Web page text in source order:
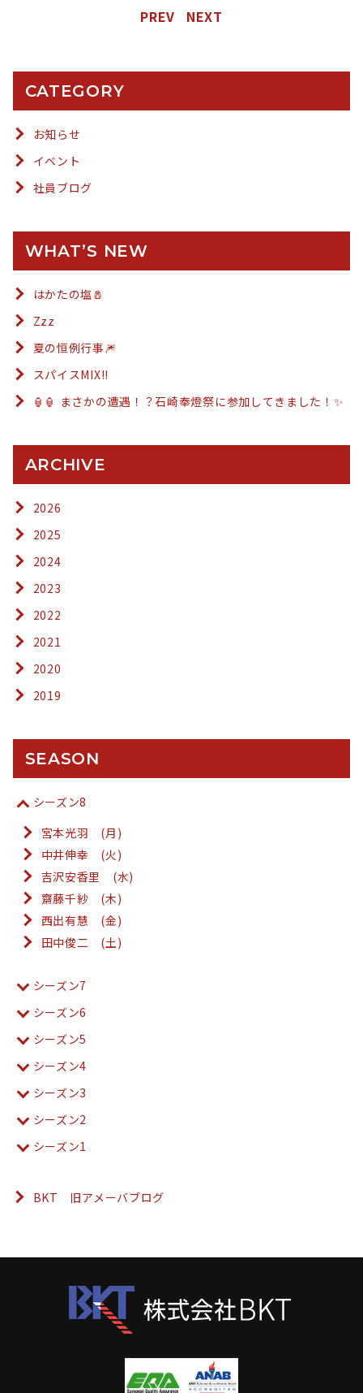
PREV NEXT
CATEGORY
お知らせ
イベント
社員ブログ
WHAT’S NEW
はかたの塩🧂
Zzz
夏の恒例行事🎆
スパイスMIX!!
🏮🏮 まさかの遭遇！？石崎奉燈祭に参加してきました！✨
ARCHIVE
2026
2025
2024
2023
2022
2021
2020
2019
SEASON
シーズン8
宮本光羽 (月)
中井伸幸 (火)
吉沢安香里 (水)
齋藤千紗 (木)
西出有慧 (金)
田中俊二 (土)
シーズン7
シーズン6
シーズン5
シーズン4
シーズン3
シーズン2
シーズン1
BKT 旧アメーバブログ